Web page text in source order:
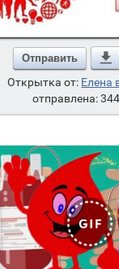
Отправить
Открытка от: Елена
отправлена: